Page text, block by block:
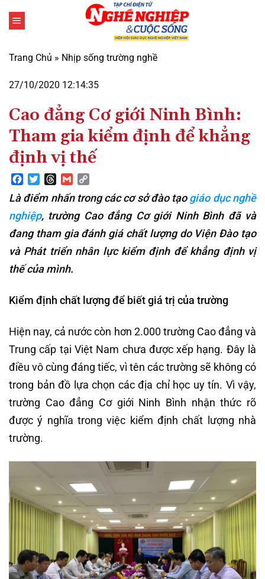
qua
dung
Trang Chủ » Nhịp sống trường nghề
27/10/2020 12:14:35
Cao đẳng Cơ giới Ninh Bình:
Tham gia kiểm định để khẳng
định vị thế
Facebook
TwitterThreads
Gmail
Là điểm nhấn trong các cơ sở đào tạogiáo dục nghề
nghiệp, trường Cao đẳng Cơ giới Ninh Bình đã và
đang tham gia đánh giá chất lượng do Viện Đào tạo
và Phát triển nhân lực kiểm định để khẳng định vị
thế của mình.
Kiểm định chất lượng để biết giá trị của trường
Hiện nay, cả nước còn hơn 2.000 trường Cao đẳng và
Trung cấp tại Việt Nam chưa được xếp hạng. Đây là
điều vô cùng đáng tiếc, vì tên các trường sẽ không có
trong bản đồ lựa chọn các địa chỉ học uy tín. Vì vậy,
trường Cao đẳng Cơ giới Ninh Bình nhận thức rõ
được ý nghĩa trong việc kiểm định chất lượng nhà
trường.